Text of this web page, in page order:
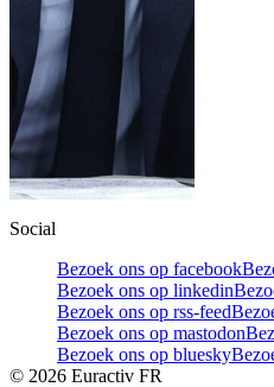
Social
Bezoek ons op facebook
Bezoek ons op linkedin
Bezoek ons op rss-feed
Bezoek ons op mastodon
Bezoek ons op bluesky
© 2026 Euractiv FR